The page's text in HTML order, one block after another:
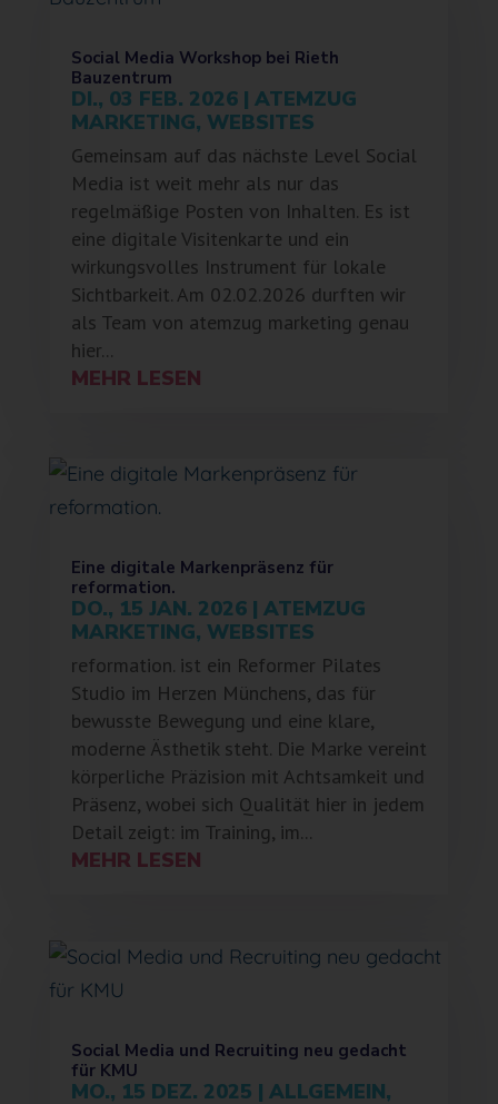
Social Media Workshop bei Rieth
Bauzentrum
DI., 03 FEB. 2026| ATEMZUG
MARKETING, WEBSITES
Gemeinsam auf das nächste Level Social
Media ist weit mehr als nur das
regelmäßige Posten von Inhalten. Es ist
eine digitale Visitenkarte und ein
wirkungsvolles Instrument für lokale
Sichtbarkeit. Am 02.02.2026 durften wir
als Team von atemzug marketing genau
hier...
MEHR LESEN
Eine digitale Markenpräsenz für
reformation.
DO., 15 JAN. 2026| ATEMZUG
MARKETING, WEBSITES
reformation. ist ein Reformer Pilates
Studio im Herzen Münchens, das für
bewusste Bewegung und eine klare,
moderne Ästhetik steht. Die Marke vereint
körperliche Präzision mit Achtsamkeit und
Präsenz, wobei sich Qualität hier in jedem
Detail zeigt: im Training, im...
MEHR LESEN
Social Media und Recruiting neu gedacht
für KMU
MO., 15 DEZ. 2025 | ALLGEMEIN,